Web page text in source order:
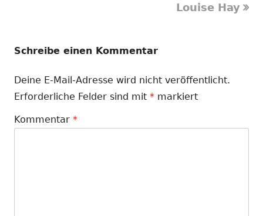
Louise Hay
Schreibe einen Kommentar
Deine E-Mail-Adresse wird nicht veröffentlicht.
Erforderliche Felder sind mit * markiert
Kommentar *